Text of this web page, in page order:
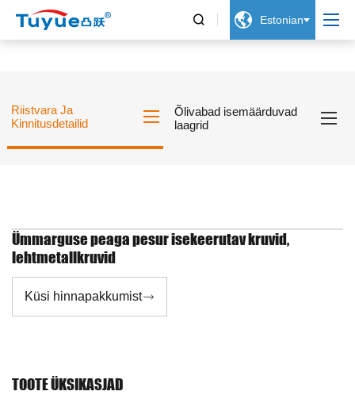
  Estonian
Riistvara Ja
Kinnitusdetailid
Õlivabad isemäärduvad
laagrid
Ümmarguse peaga pesur isekeerutav kruvid,
lehtmetallkruvid
Küsi hinnapakkumist
TOOTE ÜKSIKASJAD